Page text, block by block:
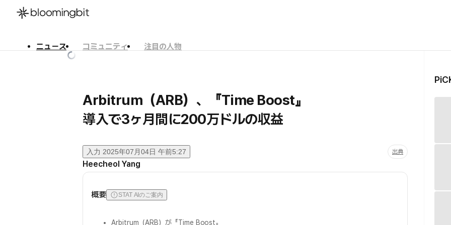
ニュース コミュニティ
注目の人物
Arbitrum（ARB）、『Time Boost』
導入で3ヶ月間に200万ドルの収益
入力 2025年07月04日 午前5:27 出典
Heecheol Yang
概要 STAT AIのご案内
Arbitrum（ARB）が『Time Boost』